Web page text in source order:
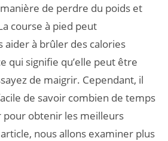
de perdre du poids et
course à pied peut
à brûler des calories
qui signifie qu’elle peut être
de maigrir. Cependant, il
de savoir combien de temps
pour obtenir les meilleurs
nous allons examiner plus